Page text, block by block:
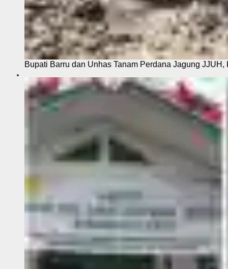
Bupati Barru dan Unhas Tanam Perdana Jagung